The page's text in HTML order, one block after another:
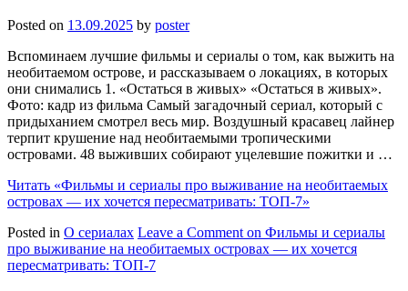
Posted on 13.09.2025 by poster
Вспоминаем лучшие фильмы и сериалы о том, как выжить на
необитаемом острове, и рассказываем о локациях, в которых
они снимались 1. «Остаться в живых» «Остаться в живых».
Фото: кадр из фильма Самый загадочный сериал, который с
придыханием смотрел весь мир. Воздушный красавец лайнер
терпит крушение над необитаемыми тропическими
островами. 48 выживших собирают уцелевшие пожитки и …
Читать «Фильмы и сериалы про выживание на необитаемых
островах — их хочется пересматривать: ТОП-7»
Posted in О сериалах Leave a Comment on Фильмы и сериалы
про выживание на необитаемых островах — их хочется
пересматривать: ТОП-7